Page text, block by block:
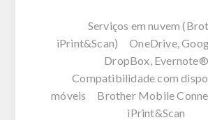
Serviços em nuvem
iPrint&Scan) OneDrive,
DropBox, Evernote®
Compatibilidade com
móveis Brother Mobile
iPrint&Scan